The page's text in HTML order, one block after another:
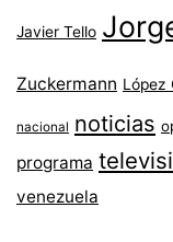
Javier Tello
Zuckermann López
nacional noticias
programa
venezuela